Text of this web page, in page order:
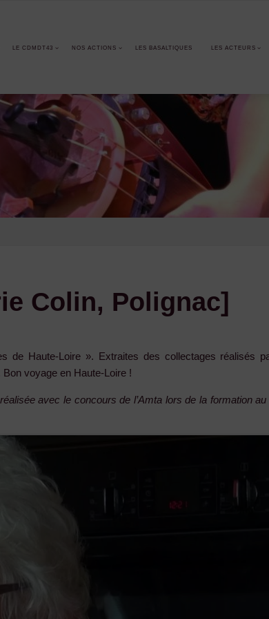
LE CDMDT43 NOS ACTIONS LES BASALTIQUES LES ACTEURS
Colin, Polignac]
de Haute-Loire ». Extraites des collectages réalisés
voyage en Haute-Loire !
avec le concours de l’Amta lors de la formation